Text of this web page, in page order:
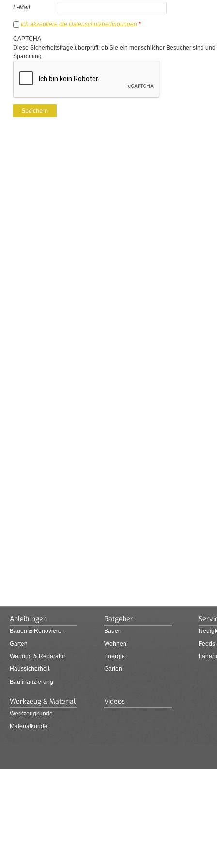
E-Mail
Ich akzeptiere die Datenschutzbedingungen *
CAPTCHA
Diese Sicherheitsfrage überprüft, ob Sie ein menschlicher Besucher sind
Spamming.
Anleitungen
Bauen & Renovieren
Garten
Wartung & Reparatur
Haussicherheit
Baufinanzierung
Ratgeber
Bauen
Wohnen
Energie
Garten
Feeds
Werkzeug & Material
Werkzeugkunde
Materialkunde
Videos